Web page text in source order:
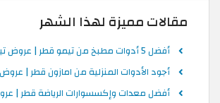
مقالات مميزة لهذا الشهر
أفضل 5 أدوات مطبخ من تيمو قطر | عروض تيمو 2026
أجود الأدوات المنزلية من امازون قطر | عروض
أفضل معدات وإكسسوارات الرياضة قطر |